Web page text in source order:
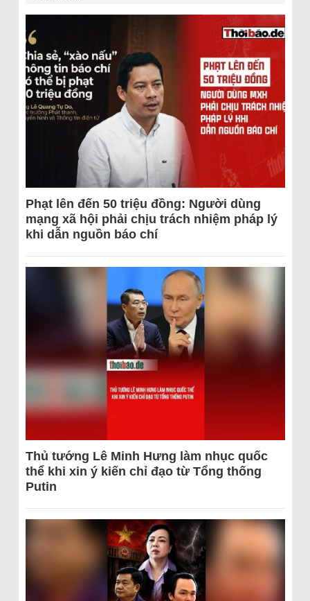
Phạt lên đến 50 triệu đồng: Người dùng
mạng xã hội phải chịu trách nhiệm pháp lý
khi dẫn nguồn báo chí
Thủ tướng Lê Minh Hưng làm nhục quốc
thể khi xin ý kiến chỉ đạo từ Tổng thống
Putin